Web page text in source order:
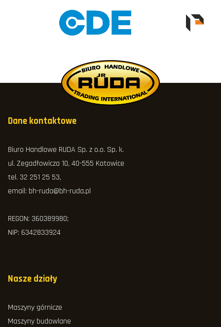
Dane kontaktowe
Biuro Handlowe RUDA Sp. z o.o. Sp. k.
ul. Zegadłowicza 10, 40-555 Katowice
tel. 32 251 25 53,
email: bh-ruda@bh-ruda.pl
REGON: 360389980;
NIP: 6342833924
Nasze działy
Maszyny górnicze
Maszyny budowlane